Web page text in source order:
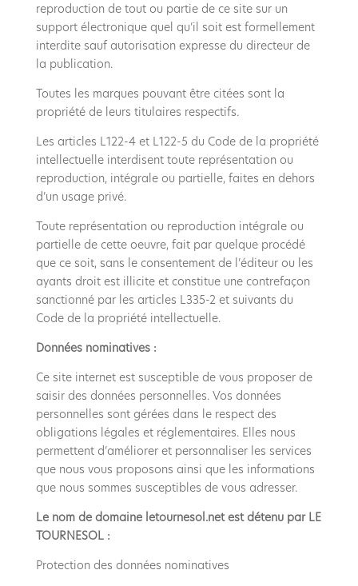
reproduction de tout ou partie de ce site sur un
support électronique quel qu’il soit est formellement
interdite sauf autorisation expresse du directeur de
la publication.
Toutes les marques pouvant être citées sont la
propriété de leurs titulaires respectifs.
Les articles L122-4 et L122-5 du Code de la propriété
intellectuelle interdisent toute représentation ou
reproduction, intégrale ou partielle, faites en dehors
d’un usage privé.
Toute représentation ou reproduction intégrale ou
partielle de cette oeuvre, fait par quelque procédé
que ce soit, sans le consentement de l’éditeur ou les
ayants droit est illicite et constitue une contrefaçon
sanctionné par les articles L335-2 et suivants du
Code de la propriété intellectuelle.
Données nominatives :
Ce site internet est susceptible de vous proposer de
saisir des données personnelles. Vos données
personnelles sont gérées dans le respect des
obligations légales et réglementaires. Elles nous
permettent d’améliorer et personnaliser les services
que nous vous proposons ainsi que les informations
que nous sommes susceptibles de vous adresser.
Le nom de domaine letournesol.net est détenu par LE
TOURNESOL :
Protection des données nominatives